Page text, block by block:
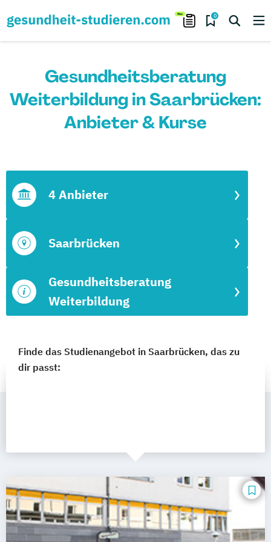
0
Gesundheitsberatung
Weiterbildung in Saarbrücken:
Anbieter & Kurse
Gesundheitsberatung
Weiterbildung
Saarbrücken
4 Anbieter
Finde das Studienangebot in Saarbrücken, das zu
dir passt: